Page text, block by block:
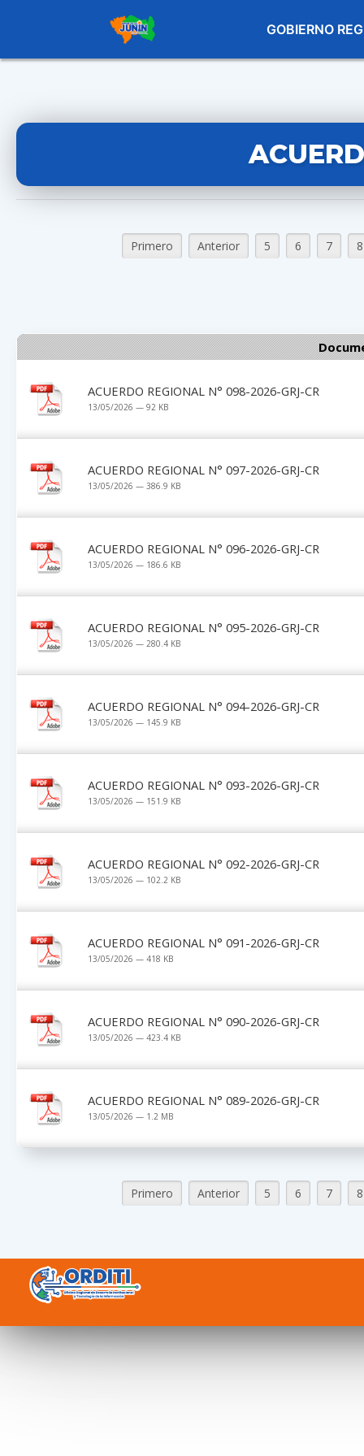
GOBIERNO
Primero Anterior 5 6 7 8
ACUERDO REGIONAL N° 098-2026-GRJ-CR
13/05/2026 — 92 KB
ACUERDO REGIONAL N° 097-2026-GRJ-CR
13/05/2026 — 386.9 KB
ACUERDO REGIONAL N° 096-2026-GRJ-CR
13/05/2026 — 186.6 KB
ACUERDO REGIONAL N° 095-2026-GRJ-CR
13/05/2026 — 280.4 KB
ACUERDO REGIONAL N° 094-2026-GRJ-CR
13/05/2026 — 145.9 KB
ACUERDO REGIONAL N° 093-2026-GRJ-CR
13/05/2026 — 151.9 KB
ACUERDO REGIONAL N° 092-2026-GRJ-CR
13/05/2026 — 102.2 KB
ACUERDO REGIONAL N° 091-2026-GRJ-CR
13/05/2026 — 418 KB
ACUERDO REGIONAL N° 090-2026-GRJ-CR
13/05/2026 — 423.4 KB
ACUERDO REGIONAL N° 089-2026-GRJ-CR
13/05/2026 — 1.2 MB
Primero Anterior 5 6 7 8